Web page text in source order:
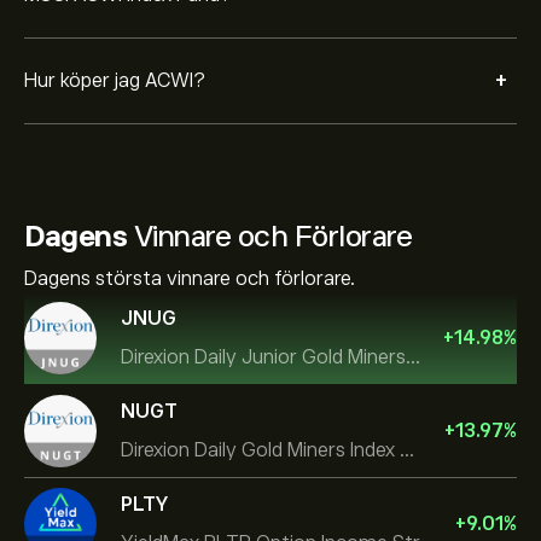
Hur köper jag ACWI? +
Dagens Vinnare och Förlorare
Dagens största vinnare och förlorare.
JNUG
Direxion Daily Junior Gold Miners Index Bull 2X ETF
+14.98%
NUGT
Direxion Daily Gold Miners Index Bull 2X ETF
+13.97%
PLTY
+9.01%